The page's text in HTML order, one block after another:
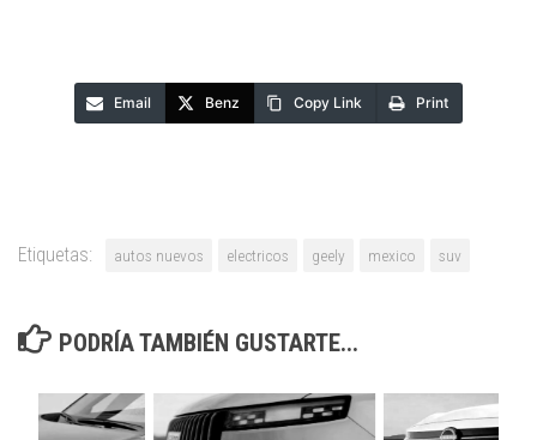
Email Benz Copy Link Print
Etiquetas: autos nuevos electricos geely mexico suv
PODRÍA TAMBIÉN GUSTARTE...